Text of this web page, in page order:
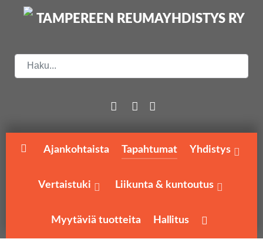
Ajankohtaista Tapahtumat Yhdistys
Vertaistuki Liikunta & kuntoutus
Myytäviä tuotteita Hallitus